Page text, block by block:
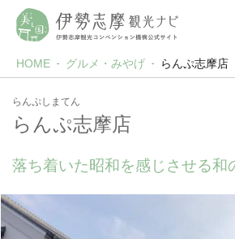
HOME グルメ・みやげ らんぷ志摩店
らんぷしまてん
らんぷ志摩店
落ち着いた昭和を感じさせる和